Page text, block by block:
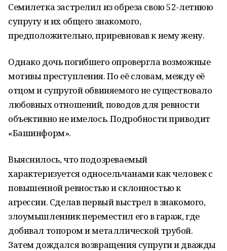
Семилетка застрелил из обреза свою 52-летнюю
супругу и их общего знакомого,
предположительно, приревновав к нему жену.
Однако дочь погибшего опровергла возможные
мотивы преступления. По её словам, между её
отцом и супругой обвиняемого не существовало
любовных отношений, поводов для ревности
объективно не имелось. Подробности приводит
«Башинформ».
Выяснилось, что подозреваемый
характеризуется односельчанами как человек с
повышенной ревностью и склонностью к
агрессии. Сделав первый выстрел в знакомого,
злоумышленник переместил его в гараж, где
добивал топором и металлической трубой.
Затем дождался возвращения супруги и дважды